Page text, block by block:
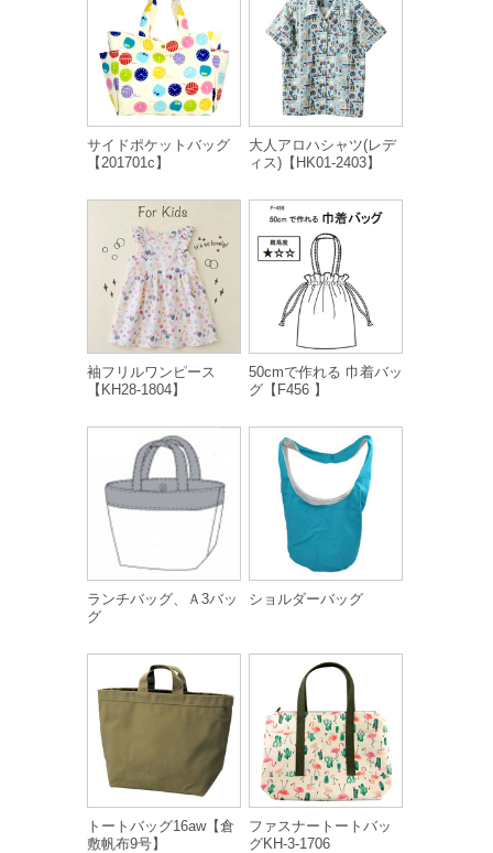
サイドポケットバッグ
【201701c】
大人アロハシャツ(レデ
ィス)【HK01-2403】
袖フリルワンピース
【KH28-1804】
50cmで作れる 巾着バッ
グ【F456 】
ランチバッグ、Ａ3バッ
グ
ショルダーバッグ
トートバッグ16aw【倉
敷帆布9号】
ファスナートートバッ
グKH-3-1706